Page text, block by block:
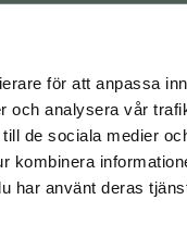
för att anpassa
och analysera vår
de sociala medier
har använt deras
Integritetspolicy